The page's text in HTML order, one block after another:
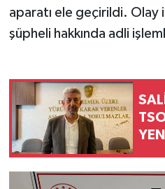
aparatı ele geçirildi. Olay
şüpheli hakkında adli